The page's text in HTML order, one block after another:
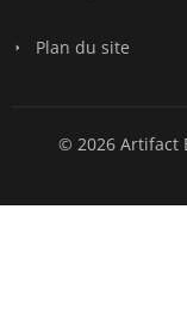
Plan du site
© 2026 Artifact